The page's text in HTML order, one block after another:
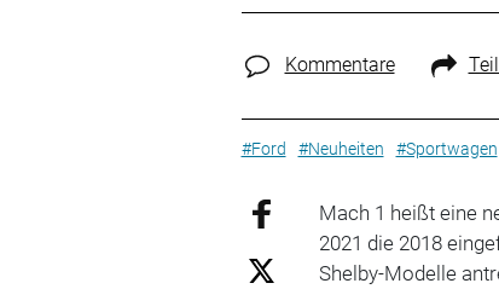
Kommentare
#Ford #Neuheiten #Sportwagen
Mach 1 heißt eine
2021 die 2018
Shelby-Modelle